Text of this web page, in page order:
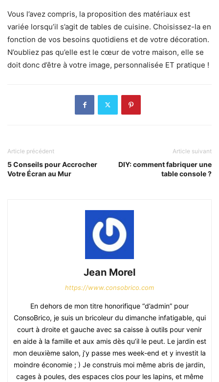
Vous l’avez compris, la proposition des matériaux est
variée lorsqu’il s’agit de tables de cuisine. Choisissez-la en
fonction de vos besoins quotidiens et de votre décoration.
N’oubliez pas qu’elle est le cœur de votre maison, elle se
doit donc d’être à votre image, personnalisée ET pratique !
Article précédent
5 Conseils pour Accrocher
Votre Écran au Mur
Article suivant
DIY: comment fabriquer une
table console ?
Jean Morel
https://www.consobrico.com
En dehors de mon titre honorifique “d’admin” pour
ConsoBrico, je suis un bricoleur du dimanche infatigable, qui
court à droite et gauche avec sa caisse à outils pour venir
en aide à la famille et aux amis dès qu’il le peut. Le jardin est
mon deuxième salon, j’y passe mes week-end et y investit la
moindre économie ; ) Je construis moi même abris de jardin,
cages à poules, des espaces clos pour les lapins, et même